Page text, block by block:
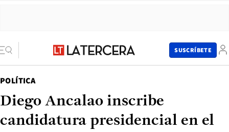
SUSCRÍBETE
POLÍTICA
Diego Ancalao inscribe
candidatura presidencial en el